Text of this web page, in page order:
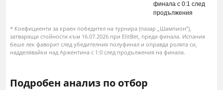
финала с 0:1 след
продължения
* Коефициенти за краен победител на турнира (пазар „Шампион”),
затварящи стойности към 16.07.2026 при ElitBet, преди финала. Испания
беше лек фаворит след убедителния полуфинал и оправда ролята си,
надделявайки над Аржентина с 1:0 след продължения на финала.
Подробен анализ по отбор